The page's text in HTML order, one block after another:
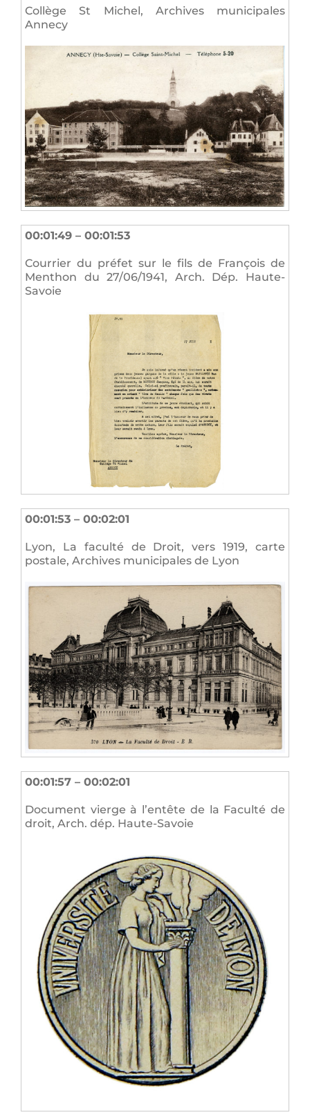
Collège St Michel, Archives municipales
Annecy
00:01:49 – 00:01:53
Courrier du préfet sur le fils de François de
Menthon du 27/06/1941, Arch. Dép. Haute-
Savoie
00:01:53 – 00:02:01
Lyon, La faculté de Droit, vers 1919, carte
postale, Archives municipales de Lyon
00:01:57 – 00:02:01
Document vierge à l’entête de la Faculté de
droit, Arch. dép. Haute-Savoie